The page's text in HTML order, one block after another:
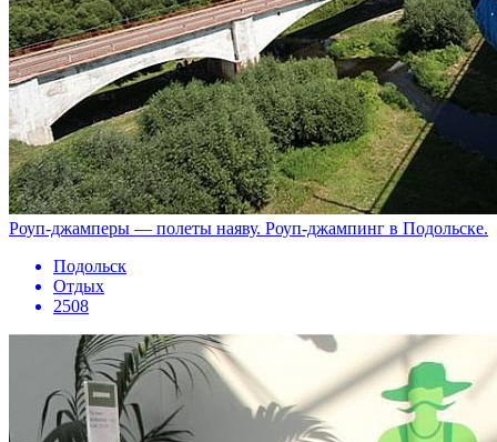
Роуп-джамперы — полеты наяву. Роуп-джампинг в Подольске.
Подольск
Отдых
2508